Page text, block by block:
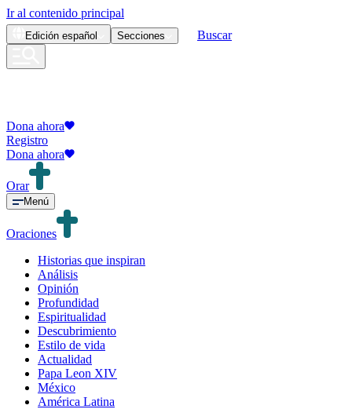
Ir al contenido principal
Edición español Secciones Buscar
Dona ahora
Registro
Dona ahora
Orar
Menú
Oraciones
Historias que inspiran
Análisis
Opinión
Profundidad
Espiritualidad
Descubrimiento
Estilo de vida
Actualidad
Papa Leon XIV
México
América Latina